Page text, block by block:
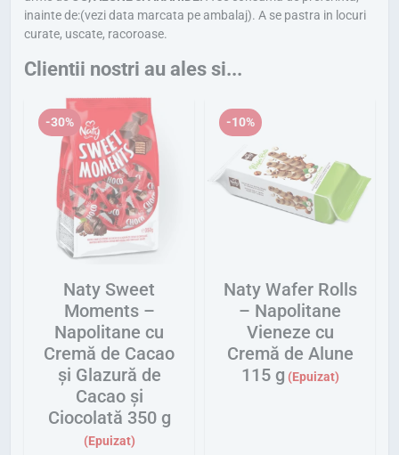
:
3
1
0
l
e
i
8
7
inainte de:(vezi data marcata pe ambalaj). A se pastra in locuri
curate, uscate, racoroase.
Clientii nostri au ales si...
-30%
Naty Sweet
Moments –
Napolitane cu
Cremă de Cacao
și Glazură de
Cacao și
Ciocolată 350 g
-10%
Naty Wafer Rolls
– Napolitane
Vieneze cu
Cremă de Alune
115 g